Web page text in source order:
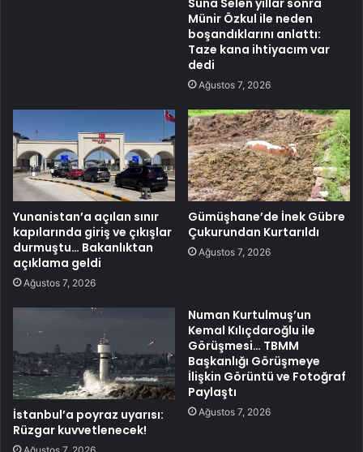
Münir Özkul ile neden
boşandıklarını anlattı:
Taze kana ihtiyacım var
dedi
Ağustos 7, 2026
Yunanistan’a açılan sınır
kapılarında giriş ve çıkışlar
durmuştu… Bakanlıktan
açıklama geldi
Ağustos 7, 2026
Gümüşhane’de İnek Gübre
Çukurundan Kurtarıldı
Ağustos 7, 2026
İstanbul’a poyraz uyarısı:
Rüzgar kuvvetlenecek!
Numan Kurtulmuş’un
Kemal Kılıçdaroğlu ile
Görüşmesi… TBMM
Başkanlığı Görüşmeye
İlişkin Görüntü ve Fotoğraf
Paylaştı
Ağustos 7, 2026